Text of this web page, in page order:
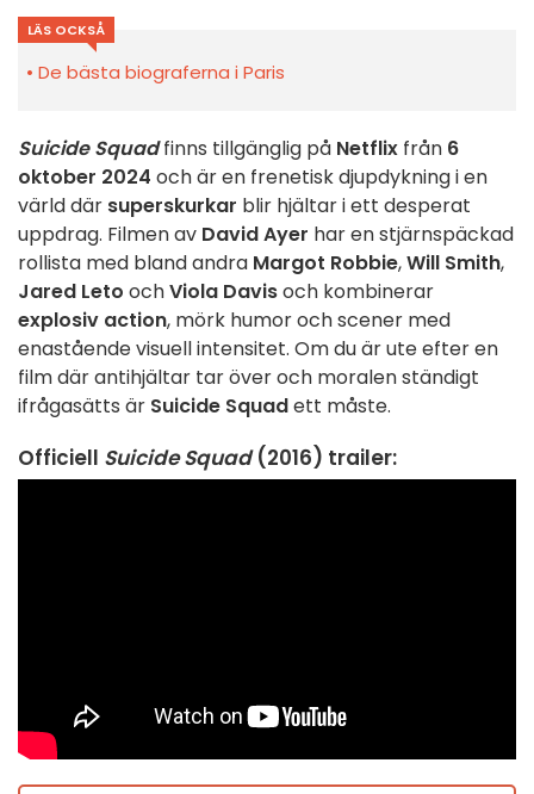
LÄS OCKSÅ
De bästa biograferna i Paris
Suicide Squadfinns tillgänglig på Netflix från 6
oktober 2024 och är en frenetisk djupdykning i en
värld där superskurkar blir hjältar i ett desperat
uppdrag. Filmen av David Ayer har en stjärnspäckad
rollista med bland andra Margot Robbie,Will Smith,
Jared Leto ochViola Davisoch kombinerar
explosiv action, mörk humor och scener med
enastående visuell intensitet. Om du är ute efter en
film där antihjältar tar över och moralen ständigt
ifrågasätts är Suicide Squadett måste.
Officiell Suicide Squad(2016) trailer: